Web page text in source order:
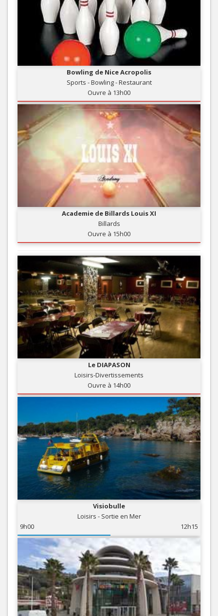
Bowling de Nice Acropolis
Sports - Bowling - Restaurant
Ouvre à 13h00
Academie de Billards Louis XI
Billards
Ouvre à 15h00
Le DIAPASON
Loisirs-Divertissements
Ouvre à 14h00
Visiobulle
Loisirs - Sortie en Mer
9h00
12h15